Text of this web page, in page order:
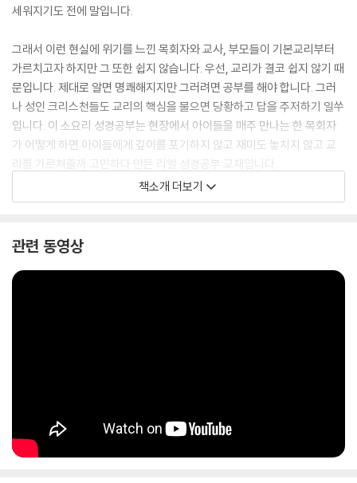
세워지기도 전에 말입니다.
그래서 이런 현실에 위기를 느낀 목회자와 교사, 부모들이 기본교리부터
가르치고자 하지만 그 또한 쉽지 않습니다. 우선, 교리가 결코 쉽지 않기 때
문입니다. 제대로 알면 명쾌해지지만 그러려면 공부를 해야 합니다. 그러
나 성인 크리스천들도 교리의 핵심을 물으면 당황하고 답을 주저하기 일쑤
입니다. 이 소요리 성경공부는 현장에서 아이들을 매주 만나는 한 목회자
가 어떻게 하면 아이들에게 깊이를 포기하지 않고 재미도 놓치지 않고 교
리를 가르쳐줄까 고민하다 만든 리얼 성경공부 교재입니다.
책소개 더보기
관련 동영상